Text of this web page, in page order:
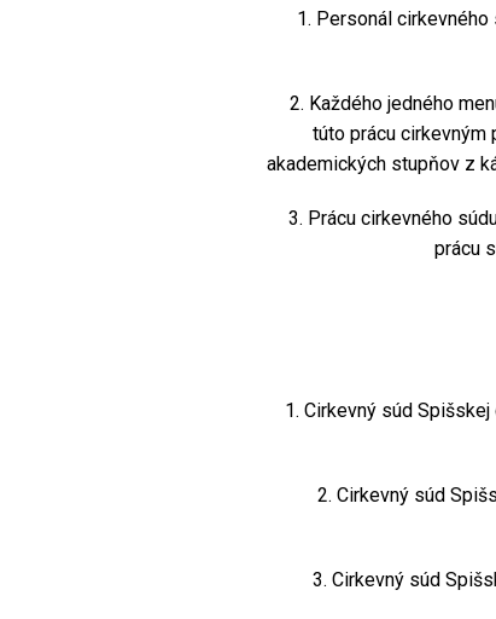
1. Personál cirkevného
2. Každého jedného
túto prácu cirkevným
akademických stupňov z
3. Prácu cirkevného
prácu
1. Cirkevný súd Spišskej
2. Cirkevný súd
3. Cirkevný súd